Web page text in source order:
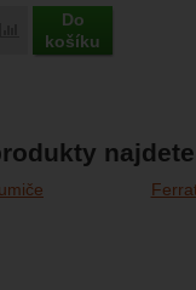
Porovnat
Do
košíku